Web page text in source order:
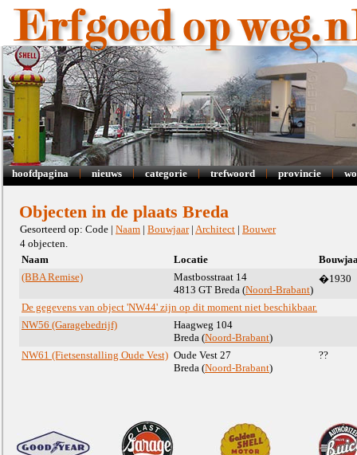
hoofdpagina | nieuws | categorie | trefwoord | provincie |
Objecten in de plaats Breda
Gesorteerd op: Code | Naam | Bouwjaar| Architect | Bouwer
4 objecten.
Naam
Locatie
(BBA Remise)
Mastbosstraat 14
4813 GT Breda (Noord-Brabant)
�1930
De gegevens van object 'NW44' zijn op dit moment niet beschikbaar.
NW56 (Garagebedrijf)
Haagweg 104
Breda (Noord-Brabant)
NW61 (Fietsenstalling Oude Vest) Oude Vest 27
Breda (Noord-Brabant)
??